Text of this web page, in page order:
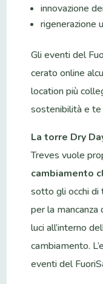
innovazione
rigenerazione
Gli eventi del
cerato online
location più
sostenibilità e te
La torre Dry
Treves vuole
cambiamento
sotto gli occhi
per la
luci all’interno
cambiamento.
eventi del